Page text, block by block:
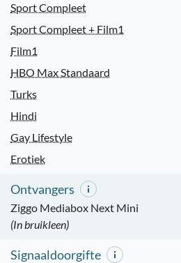
Sport Compleet
Sport Compleet + Film1
Film1
HBO Max Standaard
Turks
Hindi
Gay Lifestyle
Erotiek
Ontvangers
Ziggo Mediabox Next Mini
(In bruikleen)
Signaaldoorgifte